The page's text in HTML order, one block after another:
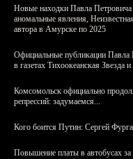
Новые находки Павла
аномальные явления,
автора в Амурске по 2025
Официальные публикации Павла
в газетах Тихоокеанская
Комсомольск официально
репрессий: задумаемся...
Кого боится Путин: Сергей
Повышение платы в автобусах за